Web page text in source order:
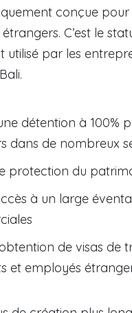
conçue pour
C’est le
utilisé par les
détention à 100%
dans de nombreux
protection du
à un large
de visas de
et employés